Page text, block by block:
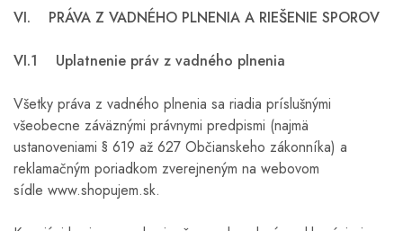
VI. PRÁVA Z VADNÉHO PLNENIA A RIEŠENIE SPOROV
VI.1 Uplatnenie práv z vadného plnenia
Všetky práva z vadného plnenia sa riadia príslušnými
všeobecne záväznými právnymi predpismi (najmä
ustanoveniami § 619 až 627 Občianskeho zákonníka) a
reklamačným poriadkom zverejneným na webovom
sídle www.shopujem.sk.